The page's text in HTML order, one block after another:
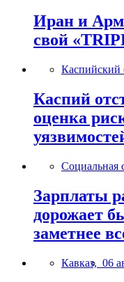
Иран и
свой
Каспийский
Каспий
оценка
Социальная
Зарплаты
дорожает
заметнее
Кавказ, 06